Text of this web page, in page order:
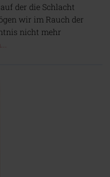
der die Schlacht
wir im Rauch der
nicht mehr